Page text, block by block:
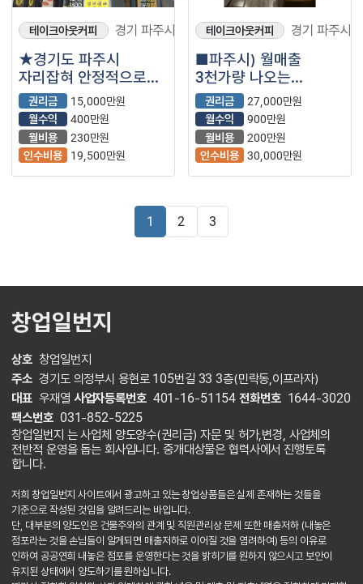
테이크아웃커피 경기 파주시
★경기도 파주시
자리잡혀 안정적으로
운영중인
컴포즈커피입니다~★
권리금
15,000만원
월수익
400만원
월비용
230만원
인수비용
19,500만원
테이크아웃커피 경기 파주시
■파주시) 월매출
3천가량 나오는
메가커피 매장을
소개합니다.■
권리금
27,000만원
월수익
900만원
월비용
200만원
인수비용 30,000만원
1 2 3
창업일번지
상호 창업일번지
주소 경기도 의정부시 용현로 105번길 33 3층(민락동,이프라자)
대표 우재열 사업자등록번호 401-16-51154 전화번호 1644-3020
팩스번호 031-852-5225
창업일번지 는 사업체 양도양수(권리금) 자문 및 허가,변경, 사업체의
전반적 운영을 돕는 회사입니다. 중개대상물은 협력사에서 진행토록
합니다.
저희 창업일번지 사이트에서 광고하고 있는 창업상품들은 실제 존재하는 것들을
기준으로 작성된 것임을 알려드리는 바입니다.
단, 대부분의 양도인은 건물주와의 관계 및 직원관리상 문제 또한 매출저하 (내놓은
점포라는 것을 손님들이 알게되면 매출저하로 이어질 것을 염려하여) 등의 이유로
인하여 공공연희 내놓은 점포를 운영한다는 것을 밝히기를 원하지 않으시고 보안이
유지된 상태에서 양도하기를 원하십니다.